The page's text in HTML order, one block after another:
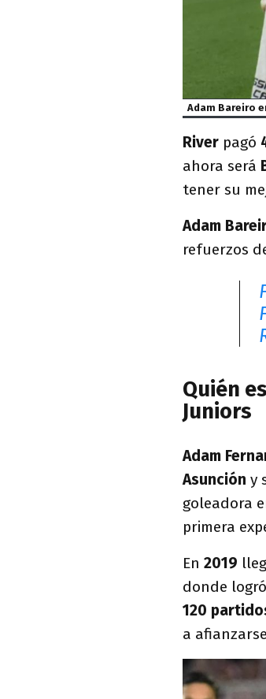
Adam Bareiro
River pagó
ahora será
tener su
Adam
refuerzos
Quién
Juniors
Adam
Asunción y
goleadora
primera
En 2019
donde
120
a